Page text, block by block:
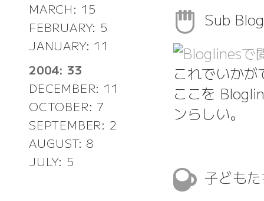
MARCH: 15
FEBRUARY: 5
JANUARY: 11
2004: 33
DECEMBER: 11
OCTOBER: 7
SEPTEMBER: 2
AUGUST: 8
JULY: 5
Sub
これでいか
ここを
ンらしい。
子ども